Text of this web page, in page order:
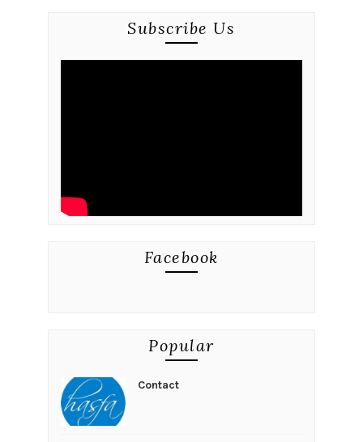
Subscribe Us
Facebook
Popular
Contact